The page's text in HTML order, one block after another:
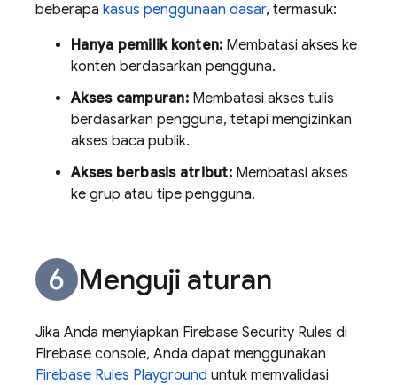
beberapa kasus penggunaan dasar, termasuk:
Hanya pemilik konten: Membatasi akses ke
konten berdasarkan pengguna.
Akses campuran:Membatasi akses tulis
berdasarkan pengguna, tetapi mengizinkan
akses baca publik.
Akses berbasis atribut:Membatasi akses
ke grup atau tipe pengguna.
Menguji aturan
Jika Anda menyiapkan Firebase Security Rules di
Firebase console, Anda dapat menggunakan
Firebase Rules Playground untuk memvalidasi